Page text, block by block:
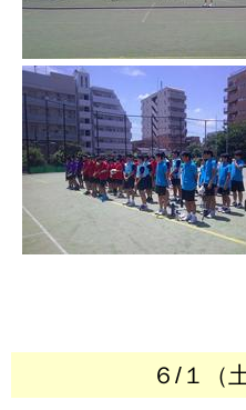
６/１（